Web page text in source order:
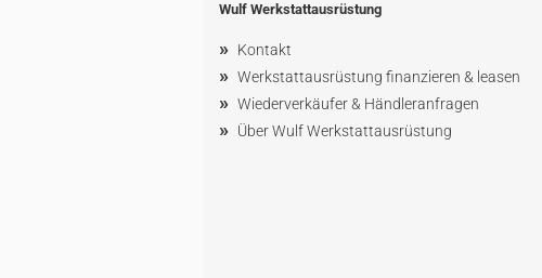
Wulf Werkstattausrüstung
» Kontakt
» Werkstattausrüstung finanzieren & leasen
» Wiederverkäufer & Händleranfragen
» Über Wulf Werkstattausrüstung